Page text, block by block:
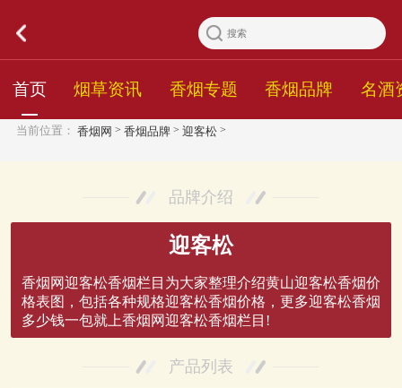
首页 烟草资讯 香烟专题 香烟品牌 名酒
当前位置： 香烟网 > 香烟品牌 > 迎客松>
品牌介绍
迎客松
香烟网迎客松香烟栏目为大家整理介绍黄山迎客松香烟价
格表图，包括各种规格迎客松香烟价格，更多迎客松香烟
多少钱一包就上香烟网迎客松香烟栏目!
产品列表